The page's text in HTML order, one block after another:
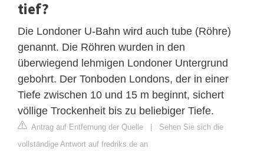
tief?
Die Londoner U-Bahn wird auch tube (Röhre)
genannt. Die Röhren wurden in den
überwiegend lehmigen Londoner Untergrund
gebohrt. Der Tonboden Londons, der in einer
Tiefe zwischen 10 und 15 m beginnt, sichert
völlige Trockenheit bis zu beliebiger Tiefe.
Antrag auf Entfernung der Quelle | Sehen Sie sich die
vollständige Antwort auf fredriks.de an